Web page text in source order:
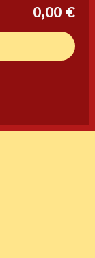
0,00 €